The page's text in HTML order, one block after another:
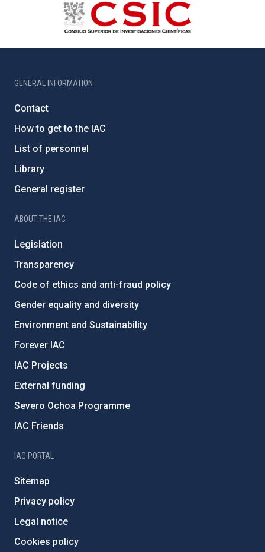
GENERAL INFORMATION
Contact
How to get to the IAC
List of personnel
Library
General register
ABOUT THE IAC
Legislation
Transparency
Code of ethics and anti-fraud policy
Gender equality and diversity
Environment and Sustainability
Forever IAC
IAC Projects
External funding
Severo Ochoa Programme
IAC Friends
IAC PORTAL
Sitemap
Privacy policy
Legal notice
Cookies policy